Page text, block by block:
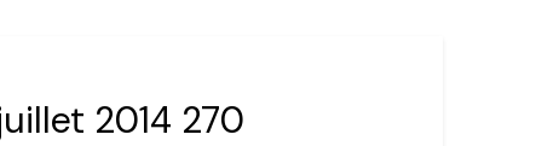
2014 270